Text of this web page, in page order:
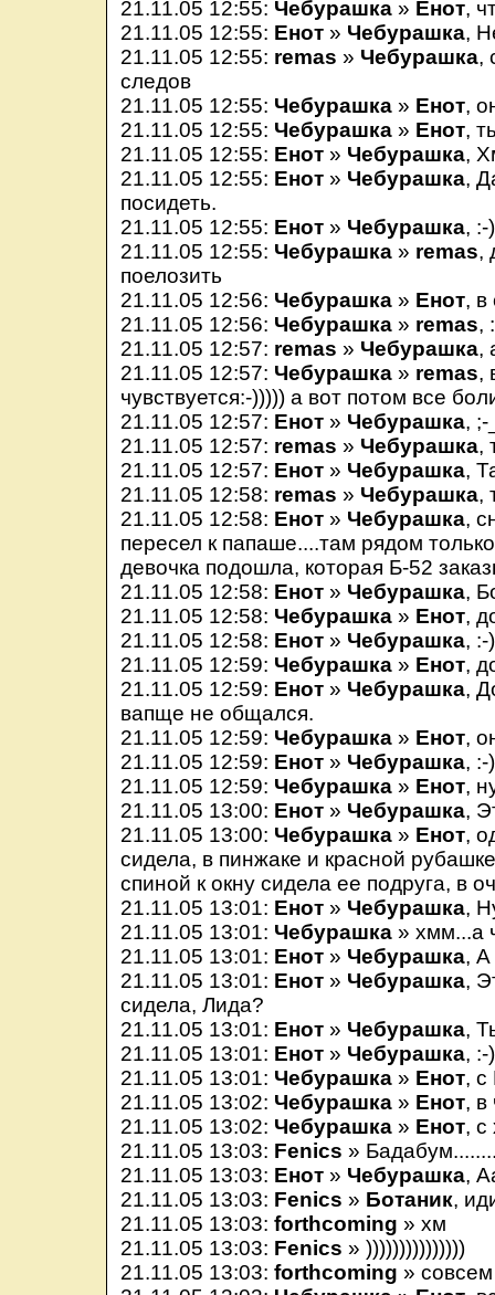
21.11.05 12:55: Чебурашка » Енот,
21.11.05 12:55: Енот » Чебурашка,
21.11.05 12:55: remas » Чебурашка,
следов
21.11.05 12:55: Чебурашка » Енот,
21.11.05 12:55: Чебурашка » Енот,
21.11.05 12:55: Енот » Чебурашка,
21.11.05 12:55: Енот » Чебурашка,
посидеть.
21.11.05 12:55: Енот » Чебурашка, :-
21.11.05 12:55: Чебурашка » remas,
поелозить
21.11.05 12:56: Чебурашка » Енот, в
21.11.05 12:56: Чебурашка » remas,
21.11.05 12:57: remas » Чебурашка,
21.11.05 12:57: Чебурашка » remas,
чувствуется:-))))) а вот потом все
21.11.05 12:57: Енот » Чебурашка, ;-
21.11.05 12:57: remas » Чебурашка,
21.11.05 12:57: Енот » Чебурашка,
21.11.05 12:58: remas » Чебурашка,
21.11.05 12:58: Енот » Чебурашка,
пересел к папаше....там рядом
девочка подошла, которая Б-52
21.11.05 12:58: Енот » Чебурашка,
21.11.05 12:58: Чебурашка » Енот,
21.11.05 12:58: Енот » Чебурашка, :-
21.11.05 12:59: Чебурашка » Енот,
21.11.05 12:59: Енот » Чебурашка,
вапще не общался.
21.11.05 12:59: Чебурашка » Енот,
21.11.05 12:59: Енот » Чебурашка, :-
21.11.05 12:59: Чебурашка » Енот,
21.11.05 13:00: Енот » Чебурашка,
21.11.05 13:00: Чебурашка » Енот,
сидела, в пинжаке и красной
спиной к окну сидела ее подруга, в
21.11.05 13:01: Енот » Чебурашка,
21.11.05 13:01: Чебурашка » хмм...а
21.11.05 13:01: Енот » Чебурашка, А
21.11.05 13:01: Енот » Чебурашка,
сидела, Лида?
21.11.05 13:01: Енот » Чебурашка,
21.11.05 13:01: Енот » Чебурашка, :-
21.11.05 13:01: Чебурашка » Енот, с
21.11.05 13:02: Чебурашка » Енот, в
21.11.05 13:02: Чебурашка » Енот, с
21.11.05 13:03: Fenics »
21.11.05 13:03: Енот » Чебурашка,
21.11.05 13:03: Fenics » Ботаник,
21.11.05 13:03: forthcoming » хм
21.11.05 13:03: Fenics » )))))))))))))))
21.11.05 13:03: forthcoming »